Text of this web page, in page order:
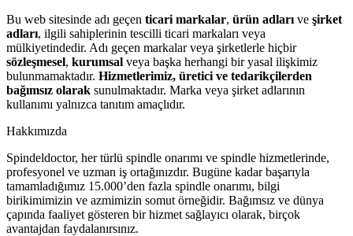
Bu web sitesinde adı geçen ticari markalar, ürün adları ve şirket
adları, ilgili sahiplerinin tescilli ticari markaları veya
mülkiyetindedir. Adı geçen markalar veya şirketlerle hiçbir
sözleşmesel, kurumsal veya başka herhangi bir yasal ilişkimiz
bulunmamaktadır. Hizmetlerimiz, üretici ve tedarikçilerden
bağımsız olarak sunulmaktadır. Marka veya şirket adlarının
kullanımı yalnızca tanıtım amaçlıdır.
Hakkımızda
Spindeldoctor, her türlü spindle onarımı ve spindle hizmetlerinde,
profesyonel ve uzman iş ortağınızdır. Bugüne kadar başarıyla
tamamladığımız 15.000’den fazla spindle onarımı, bilgi
birikimimizin ve azmimizin somut örneğidir. Bağımsız ve dünya
çapında faaliyet gösteren bir hizmet sağlayıcı olarak, birçok
avantajdan faydalanırsınız.